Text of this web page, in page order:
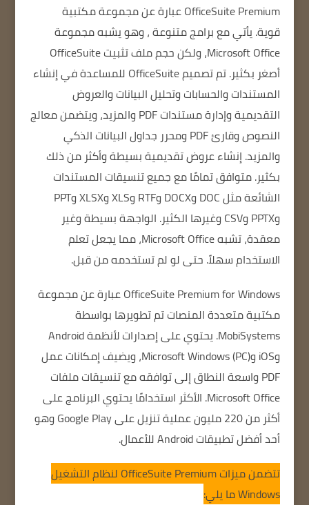
OfficeSuite Premiumعبارة عن مجموعة مكتبية
قوية.يأتي مع برامج متنوعة، وهو يشبه مجموعة
Microsoft Office، ولكن حجم ملف تثبيت OfficeSuite
أصغر بكثير.
تم تصميم OfficeSuite للمساعدة في إنشاء
المستندات والحسابات وتحليل البيانات والعروض
التقديمية وإدارة مستندات PDF والمزيد، ويتضمن معالج
النصوص وقارئ PDF ومحرر جداول البيانات الذكي
والمزيد.إنشاء عروض تقديمية بسيطة وأكثر من ذلك
بكثير.متوافق تمامًا مع جميع تنسيقات المستندات
الشائعة مثل DOC وDOCX وRTF وXLS وXLSX وPPT
وPPTX وCSV وغيرها الكثير.
الواجهة بسيطة وغير
معقدة، تشبه Microsoft Office، مما يجعل تعلم
الاستخدام سهلاً. حتى لو لم تستخدمه من قبل.
OfficeSuite Premium for Windows عبارة عن مجموعة
مكتبية متعددة المنصات تم تطويرها بواسطة
MobiSystems.
يحتوي على إصدارات لأنظمة Android
وiOS وMicrosoft Windows (PC)، ويضيف إمكانات عمل
PDF واسعة النطاق إلى توافقه مع تنسيقات ملفات
Microsoft Office. الأكثر استخدامًايحتوي البرنامج على
أكثر من 220 مليون عملية تنزيل على Google Play وهو
أحد أفضل تطبيقات Android للأعمال.
تتضمن ميزات OfficeSuite Premium لنظام التشغيل
Windows ما يلي: